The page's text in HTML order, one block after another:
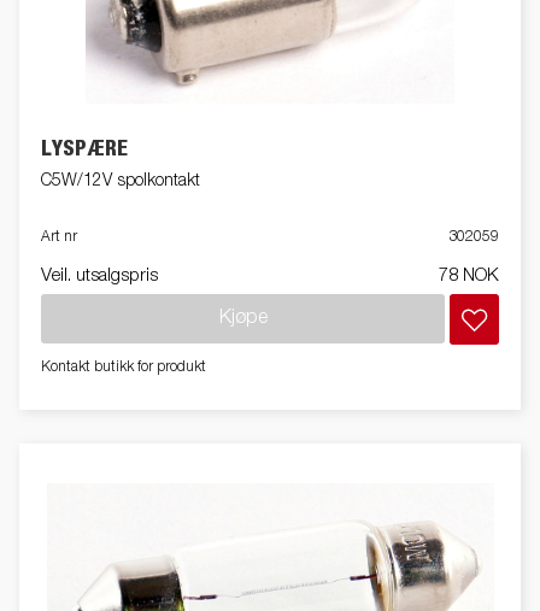
LYSPÆRE
C5W/12V spolkontakt
Art nr 302059
Veil. utsalgspris 78 NOK
Kjøpe
Kontakt butikk for produkt